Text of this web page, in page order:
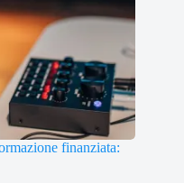
finanziata: